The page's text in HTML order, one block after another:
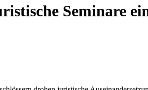
Seminare